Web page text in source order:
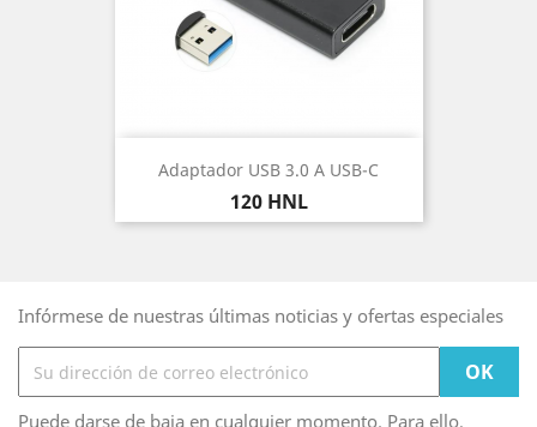
Adaptador USB 3.0 A USB-C
Precio
120 HNL
Infórmese de nuestras últimas noticias y ofertas especiales
Puede darse de baja en cualquier momento. Para ello,